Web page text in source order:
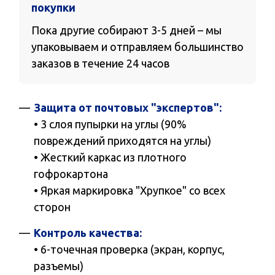
покупки
Пока другие собирают 3-5 дней – мы
упаковываем и отправляем большинство
заказов в течение 24 часов
Защита от почтовых "экспертов":
• 3 слоя пупырки на углы (90%
повреждений приходятся на углы)
• Жесткий каркас из плотного
гофрокартона
• Яркая маркировка "Хрупкое" со всех
сторон
Контроль качества:
• 6-точечная проверка (экран, корпус,
разъемы)